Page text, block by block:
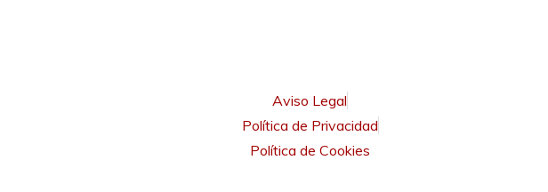
Aviso Legal
Política de Privacidad
Política de Cookies